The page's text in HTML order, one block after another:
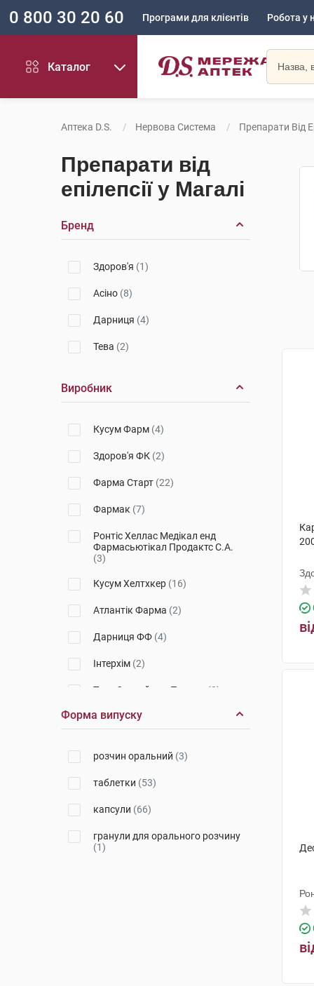
0 800 30 20 60 Програми для клієнтів Робота у
Каталог
Аптека D.S. Нервова Система Препарати Від
Препарати від
епілепсії у Магалі
Бренд
Здоров'я (1)
Асіно (8)
Дарниця (4)
Тева (2)
Виробник
Кусум Фарм (4)
Здоров'я ФК (2)
Фарма Старт (22)
Фармак (7)
Ронтіс Хеллас Медікал енд
Фармасьютікал Продактс С.А.
(3)
Кусум Хелтхкер (16)
Атлантік Фарма (2)
Дарниця ФФ (4)
Інтерхім (2)
Тева Оперейшнз Поланд (3)
Лек Фармацевтична компанія
(4)
Київський вітамінний завод
Київмедпрепарат
Новартіс Фарма
Алкалоїд АД-Скоп'є(1)
Форма випуску
розчин оральний (3)
таблетки (53)
капсули (66)
гранули для орального розчину
(1)